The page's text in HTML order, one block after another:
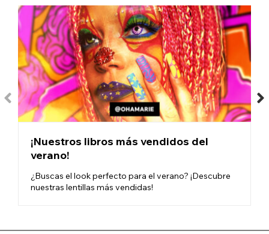
¡Nuestros libros más vendidos del
verano!
¿Buscas el look perfecto para el verano? ¡Descubre
nuestras lentillas más vendidas!